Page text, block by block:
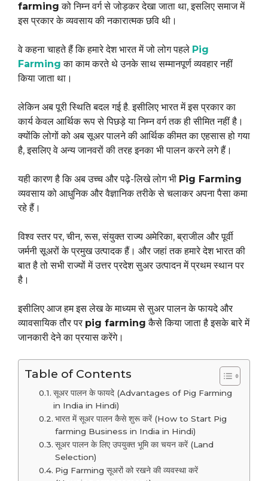
farming को निम्न वर्ग से जोड़कर देखा जाता था, इसलिए समाज में
इस प्रकार के व्यवसाय की नकारात्मक छवि थी।
वे कहना चाहते हैं कि हमारे देश भारत में जो लोग पहले Pig
Farming का काम करते थे उनके साथ सम्मानपूर्ण व्यवहार नहीं
किया जाता था।
लेकिन अब पूरी स्थिति बदल गई है. इसीलिए भारत में इस प्रकार का
कार्य केवल आर्थिक रूप से पिछड़े या निम्न वर्ग तक ही सीमित नहीं है।
क्योंकि लोगों को अब सूअर पालने की आर्थिक कीमत का एहसास हो गया
है, इसलिए वे अन्य जानवरों की तरह इनका भी पालन करने लगे हैं।
यही कारण है कि अब उच्च और पढ़े-लिखे लोग भी Pig Farming
व्यवसाय को आधुनिक और वैज्ञानिक तरीके से चलाकर अपना पैसा कमा
रहे हैं।
विश्व स्तर पर, चीन, रूस, संयुक्त राज्य अमेरिका, ब्राजील और पूर्वी
जर्मनी सूअरों के प्रमुख उत्पादक हैं। और जहां तक ​​हमारे देश भारत की
बात है तो सभी राज्यों में उत्तर प्रदेश सुअर उत्पादन में प्रथम स्थान पर
है।
इसीलिए आज हम इस लेख के माध्यम से सुअर पालन के फायदे और
व्यावसायिक तौर पर pig farming कैसे किया जाता है इसके बारे में
जानकारी देने का प्रयास करेंगे।
Table of Contents
सूअर पालन के फायदे (Advantages of Pig Farming
in India in Hindi)
भारत में सूअर पालन कैसे शुरू करें (How to Start Pig
farming Business in India in Hindi)
सूअर पालन के लिए उपयुक्त भूमि का चयन करें (Land
Selection)
Pig Farming सूअरों को रखने की व्यवस्था करें